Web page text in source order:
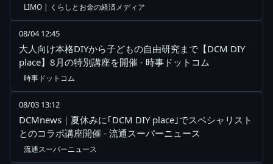
LIMO | くらしとお金の経済メディア
08/04 12:45
大人向け本格DIYから子どもの自由研究まで【DCM DIY
place】8月の特別講座を開催 - 時事ドットコム
時事ドットコム
08/03 13:12
DCMnews｜夏休みに｢DCM DIY place｣でスペシャリスト
とのコラボ講座開催 - 流通スーパーニュース
流通スーパーニュース